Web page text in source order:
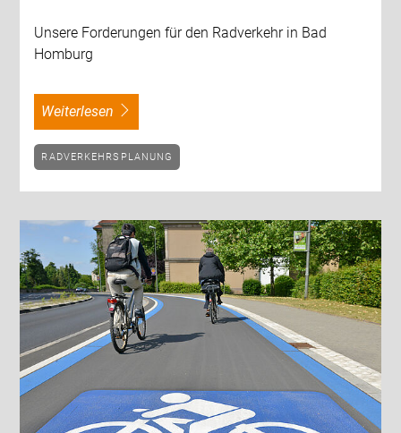
Unsere Forderungen für den Radverkehr in Bad
Homburg
weiterlesen
RADVERKEHRSPLANUNG